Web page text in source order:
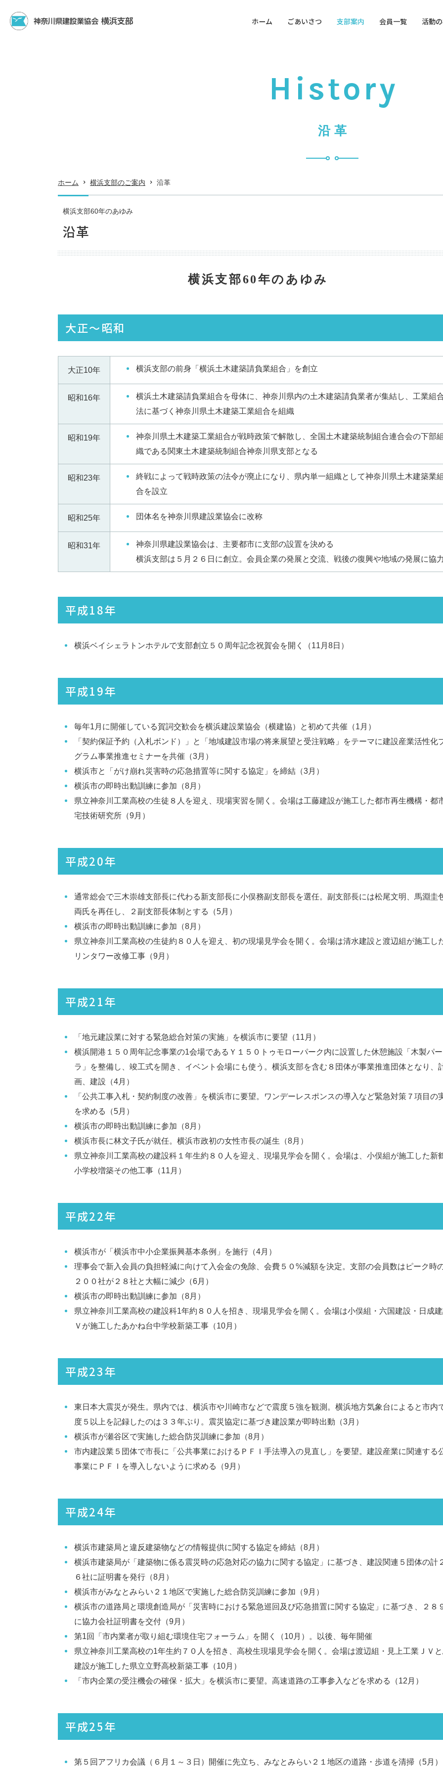
ホーム ごあいさつ 支部案内 会員一覧 活動
History
沿革
ホーム 横浜支部のご案内 沿革
横浜支部60年のあゆみ
沿革
横浜支部60年のあゆみ
大正～昭和
大正10年 横浜支部の前身「横浜土木建築請負業組合」を創立
昭和16年
横浜土木建築請負業組合を母体に、神奈川県内の土木建築請負業者が集結し、工業組
法に基づく神奈川県土木建築工業組合を組織
昭和19年
神奈川県土木建築工業組合が戦時政策で解散し、全国土木建築統制組合連合会の下部組
織である関東土木建築統制組合神奈川県支部となる
昭和23年
終戦によって戦時政策の法令が廃止になり、県内単一組織として神奈川県土木建築業組
合を設立
昭和25年 団体名を神奈川県建設業協会に改称
昭和31年
神奈川県建設業協会は、主要都市に支部の設置を決める
横浜支部は５月２６日に創立。会員企業の発展と交流、戦後の復興や地域の発展に協力
平成18年
横浜ベイシェラトンホテルで支部創立５０周年記念祝賀会を開く（11月8日）
平成19年
毎年1月に開催している賀詞交歓会を横浜建設業協会（横建協）と初めて共催（1月）
「契約保証予約（入札ボンド）」と「地域建設市場の将来展望と受注戦略」をテーマに建設産業活性化
グラム事業推進セミナーを共催（3月）
横浜市と「がけ崩れ災害時の応急措置等に関する協定」を締結（3月）
横浜市の即時出動訓練に参加（8月）
県立神奈川工業高校の生徒８人を迎え、現場実習を開く。会場は工藤建設が施工した都市再生機構・都
宅技術研究所（9月）
平成20年
通常総会で三木崇雄支部長に代わる新支部長に小俣務副支部長を選任。副支部長には松尾文明、馬淵圭
両氏を再任し、２副支部長体制とする（5月）
横浜市の即時出動訓練に参加（8月）
県立神奈川工業高校の生徒約８０人を迎え、初の現場見学会を開く。会場は清水建設と渡辺組が施工し
リンタワー改修工事（9月）
平成21年
「地元建設業に対する緊急総合対策の実施」を横浜市に要望（11月）
横浜開港１５０周年記念事業の1会場であるＹ１５０トゥモローパーク内に設置した休憩施設「木製パ
ラ」を整備し、竣工式を開き、イベント会場にも使う。横浜支部を含む８団体が事業推進団体となり、
画、建設（4月）
「公共工事入札・契約制度の改善」を横浜市に要望。ワンデーレスポンスの導入など緊急対策７項目の
を求める（5月）
横浜市の即時出動訓練に参加（8月）
横浜市長に林文子氏が就任。横浜市政初の女性市長の誕生（8月）
県立神奈川工業高校の建設科１年生約８０人を迎え、現場見学会を開く。会場は、小俣組が施工した新
小学校増築その他工事（11月）
平成22年
横浜市が「横浜市中小企業振興基本条例」を施行（4月）
理事会で新入会員の負担軽減に向けて入会金の免除、会費５０%減額を決定。支部の会員数はピーク時
２００社が２８社と大幅に減少（6月）
横浜市の即時出動訓練に参加（8月）
県立神奈川工業高校の建設科1年約８０人を招き、現場見学会を開く。会場は小俣組・六国建設・日成建
Ｖが施工したあかね台中学校新築工事（10月）
平成23年
東日本大震災が発生。県内では、横浜市や川崎市などで震度５強を観測。横浜地方気象台によると市内
度５以上を記録したのは３３年ぶり。震災協定に基づき建設業が即時出動（3月）
横浜市が瀬谷区で実施した総合防災訓練に参加（8月）
市内建設業５団体で市長に「公共事業におけるＰＦＩ手法導入の見直し」を要望。建設産業に関連する
事業にＰＦＩを導入しないように求める（9月）
平成24年
横浜市建築局と違反建築物などの情報提供に関する協定を締結（8月）
横浜市建築局が「建築物に係る震災時の応急対応の協力に関する協定」に基づき、建設関連５団体の計
６社に証明書を発行（8月）
横浜市がみなとみらい２１地区で実施した総合防災訓練に参加（9月）
横浜市の道路局と環境創造局が「災害時における緊急巡回及び応急措置に関する協定」に基づき、２８
に協力会社証明書を交付（9月）
第1回「市内業者が取り組む環境住宅フォーラム」を開く（10月）。以後、毎年開催
県立神奈川工業高校の1年生約７０人を招き、高校生現場見学会を開く。会場は渡辺組・見上工業ＪＶ
建設が施工した県立立野高校新築工事（10月）
「市内企業の受注機会の確保・拡大」を横浜市に要望。高速道路の工事参入などを求める（12月）
平成25年
第５回アフリカ会議（６月１～３日）開催に先立ち、みなとみらい２１地区の道路・歩道を清掃（5月）